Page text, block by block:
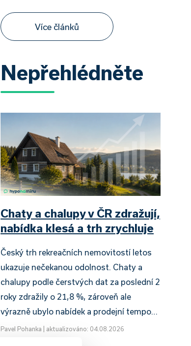
Více článků
Nepřehlédněte
Chaty a chalupy v ČR zdražují,
nabídka klesá a trh zrychluje
Český trh rekreačních nemovitostí letos
ukazuje nečekanou odolnost. Chaty a
chalupy podle čerstvých dat za poslední 2
roky zdražily o 21,8 %, zároveň ale
výrazně ubylo nabídek a prodejní tempo…
Pavel Pohanka aktualizováno: 04.08.2026